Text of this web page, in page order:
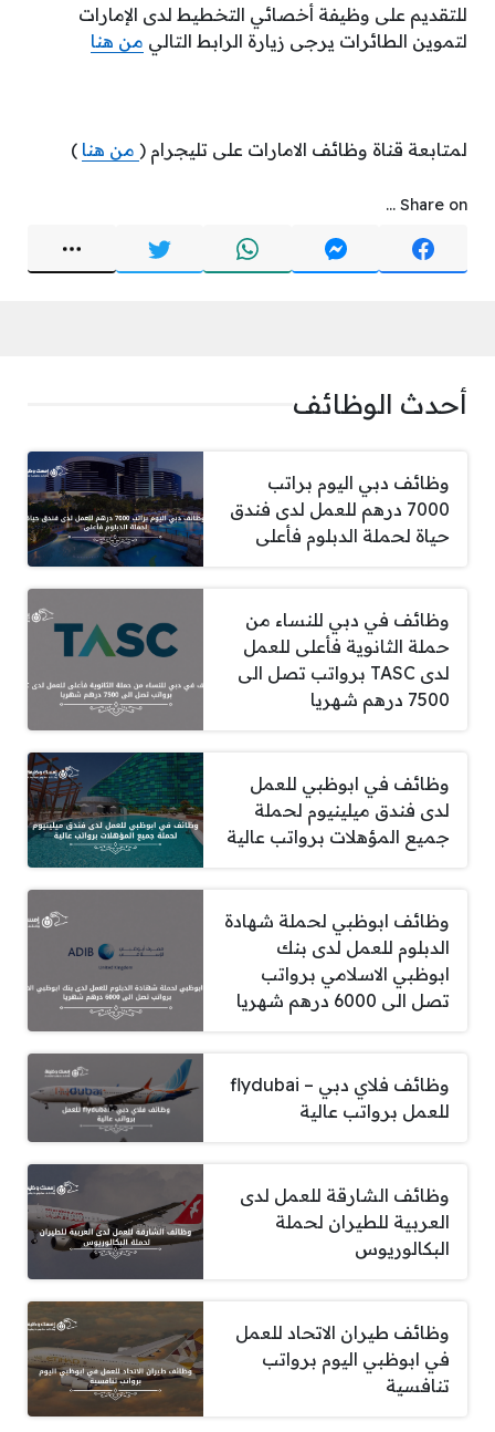
للتقديم على وظيفة أخصائي التخطيط لدى الإمارات
لتموين الطائرات يرجى زيارة الرابط التالي من هنا
لمتابعة قناة وظائف الامارات على تليجرام ( من هنا )
Share on ...
أحدث الوظائف
وظائف دبي اليوم براتب
7000 درهم للعمل لدى فندق
حياة لحملة الدبلوم فأعلى
وظائف في دبي للنساء من
حملة الثانوية فأعلى للعمل
لدى TASC برواتب تصل الى
7500 درهم شهريا
وظائف في ابوظبي للعمل
لدى فندق ميلينيوم لحملة
جميع المؤهلات برواتب عالية
وظائف ابوظبي لحملة شهادة
الدبلوم للعمل لدى بنك
ابوظبي الاسلامي برواتب
تصل الى 6000 درهم شهريا
وظائف فلاي دبي – flydubai
للعمل برواتب عالية
وظائف الشارقة للعمل لدى
العربية للطيران لحملة
البكالوريوس
وظائف طيران الاتحاد للعمل
في ابوظبي اليوم برواتب
تنافسية